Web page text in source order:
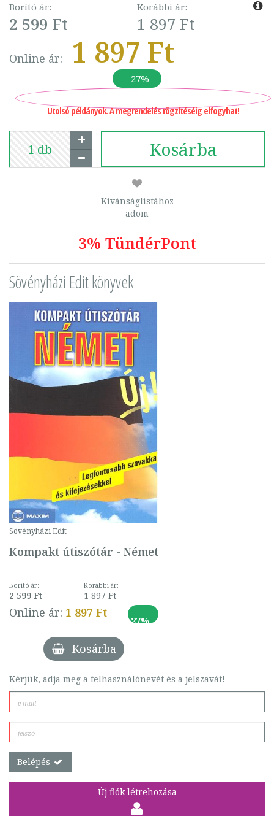
Borító ár:
2 599 Ft
Korábbi ár:
1 897 Ft
Online ár: 1 897 Ft
- 27%
Utolsó példányok. A megrendelés rögzítéséig elfogyhat!
Kosárba
Kívánságlistához
adom
3% TündérPont
Sövényházi Edit könyvek
Sövényházi Edit
Kompakt útiszótár - Német
Borító ár:
2 599 Ft
Korábbi ár:
1 897 Ft
Online ár: 1 897 Ft
-
27%
Kosárba
Kérjük, adja meg a felhasználónevét és a jelszavát!
Belépés
Új fiók létrehozása